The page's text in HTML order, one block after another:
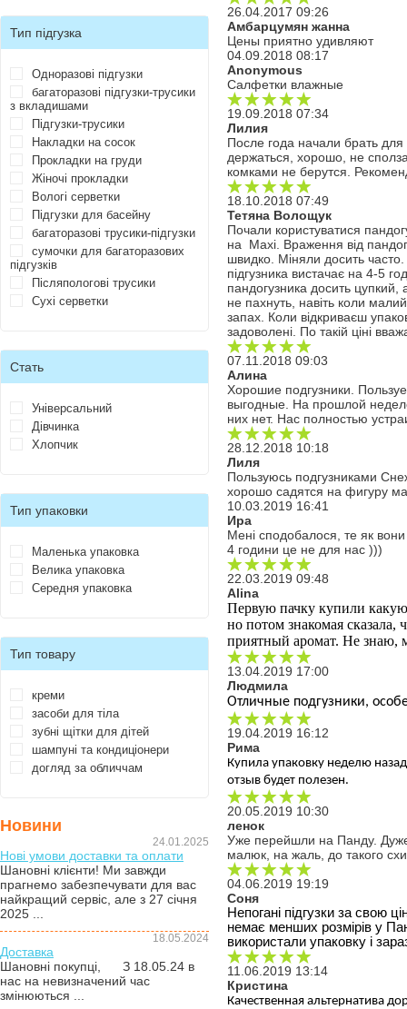
Тип підгузка
Одноразові підгузки
багаторазові підгузки-трусики
з вкладишами
Підгузки-трусики
Накладки на сосок
Прокладки на груди
Жіночі прокладки
Вологі серветки
Підгузки для басейну
багаторазові трусики-підгузки
сумочки для багаторазових
підгузків
Післяпологові трусики
Сухі серветки
Стать
Універсальний
Дівчинка
Хлопчик
Тип упаковки
Маленька упаковка
Велика упаковка
Середня упаковка
Тип товару
креми
засоби для тіла
зубні щітки для дітей
шампуні та кондиціонери
догляд за обличчам
Новини
24.01.2025
Нові умови доставки та оплати
Шановні клієнти! Ми завжди
прагнемо забезпечувати для вас
найкращий сервіс, але з 27 січня
2025 ...
18.05.2024
Доставка
Шановні покупці, З 18.05.24 в
нас на невизначений час
змінюються ...
26.04.2017 09:26
Амбарцумян жанна
Цены приятно удивляют
04.09.2018 08:17
Anonymous
Салфетки влажные
19.09.2018 07:34
Лилия
После года начали брать
держаться, хорошо, не
комками не берутся.
18.10.2018 07:49
Тетяна Волощук
Почали користуватися
на Maxi. Враження від
швидко. Міняли досить
підгузника вистачає на 4-5
пандогузника досить цупкий,
не пахнуть, навіть коли
запах. Коли відкриваєш
задоволені. По такій ціні
07.11.2018 09:03
Алина
Хорошие подгузники.
выгодные. На прошлой
них нет. Нас полностью
28.12.2018 10:18
Лиля
Пользуюсь подгузниками
хорошо садятся на фигуру
10.03.2019 16:41
Ира
Мені сподобалося, те як
4 години це не для нас )))
22.03.2019 09:48
Alina
Первую пачку купили
но потом знакомая сказала,
приятный аромат. Не знаю,
13.04.2019 17:00
Людмила
Отличные подгузники,
19.04.2019 16:12
Рима
Купила упаковку неделю
отзыв будет полезен.
20.05.2019 10:30
ленок
Уже перейшли на Панду. Дуже
малюк, на жаль, до такого
04.06.2019 19:19
Соня
Непогані підгузки за свою
немає менших розмірів у
використали упаковку і
11.06.2019 13:14
Кристина
Качественная альтернатива